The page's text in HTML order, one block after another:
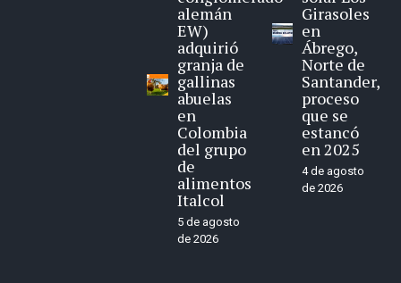
alemán
EW)
adquirió
granja de
gallinas
abuelas
en
Colombia
del grupo
de
alimentos
Italcol
5 de agosto
de 2026
Girasoles
en
Ábrego,
Norte de
Santander,
proceso
que se
estancó
en 2025
4 de agosto
de 2026